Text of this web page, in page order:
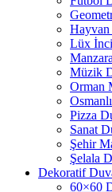
Hayvan
Lüx
Müzik
Orman
Pizza
Sanat
Şehir
Şelala
Dekoratif
60×60